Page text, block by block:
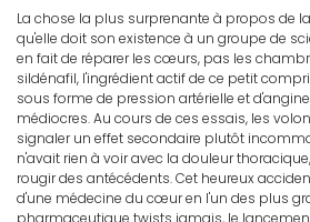
La chose la plus surprenante à propos de
qu'elle doit son existence à un groupe de
en fait de réparer les cœurs, pas les
sildénafil, l'ingrédient actif de ce petit
sous forme de pression artérielle et
médiocres. Au cours de ces essais, les
signaler un effet secondaire plutôt
n'avait rien à voir avec la douleur
rougir des antécédents. Cet heureux
d'une médecine du cœur en l'un des plus